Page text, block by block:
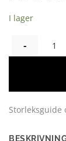
I lager
LEO MULTI